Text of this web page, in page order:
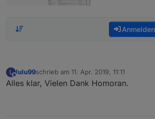
L
Offline
lulu99schrieb am 11. Apr. 2019, 11:11
zuletzt editiert von
Alles klar, Vielen Dank Homoran.